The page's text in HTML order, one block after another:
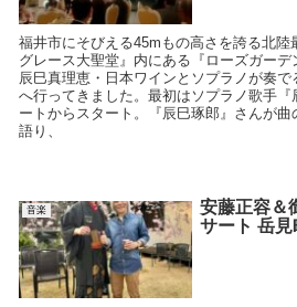
福井市にそびえる45mもの高さを誇る北
グレース大聖堂』内にある『ローズガー
辰巳真理恵・日本ワインとソプラノが奏で
へ行ってきました。最初はソプラノ歌手
ートからスタート。『辰巳琢郎』さんが
語り、
音楽
安藤正容＆
サート 岳